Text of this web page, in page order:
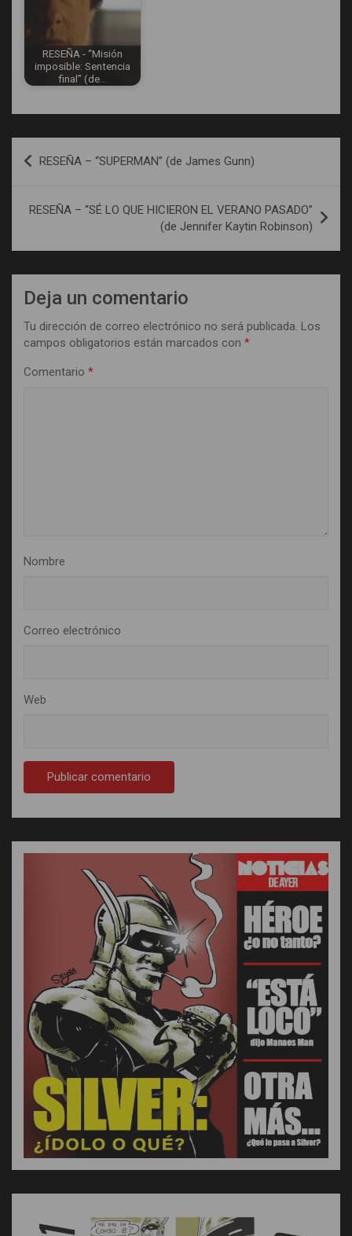
RESEÑA - “Misión
imposible: Sentencia
final” (de…
Navegación
de
entradas
RESEÑA – “SUPERMAN” (de James Gunn)
RESEÑA – “SÉ LO QUE HICIERON EL VERANO PASADO”
(de Jennifer Kaytin Robinson)
Deja un comentario
Tu dirección de correo electrónico no será publicada. Los
campos obligatorios están marcados con *
Comentario *
Nombre
Correo electrónico
Web